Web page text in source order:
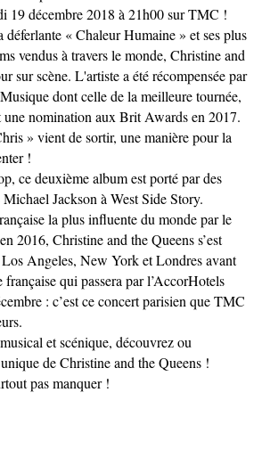
19 décembre 2018 à 21h00 sur TMC !
déferlante « Chaleur Humaine » et ses plus
vendus à travers le monde, Christine and
sur scène. L'artiste a été récompensée par
dont celle de la meilleure tournée,
nomination aux Brit Awards en 2017.
» vient de sortir, une manière pour la
!
ce deuxième album est porté par des
Jackson à West Side Story.
la plus influente du monde par le
2016, Christine and the Queens s’est
Angeles, New York et Londres avant
française qui passera par l’AccorHotels
: c’est ce concert parisien que TMC
et scénique, découvrez ou
de Christine and the Queens !
pas manquer !